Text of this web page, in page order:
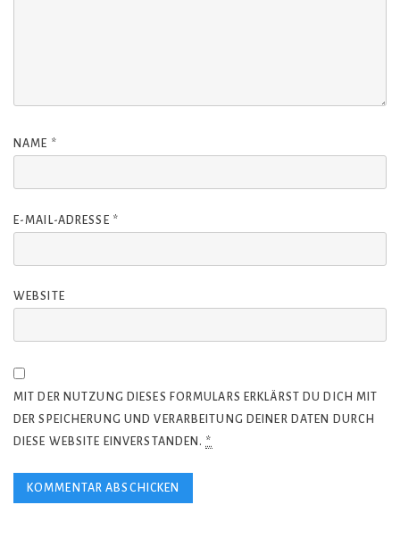
NAME *
E-MAIL-ADRESSE *
WEBSITE
MIT DER NUTZUNG DIESES FORMULARS ERKLÄRST DU DICH MIT
DER SPEICHERUNG UND VERARBEITUNG DEINER DATEN DURCH
DIESE WEBSITE EINVERSTANDEN. *